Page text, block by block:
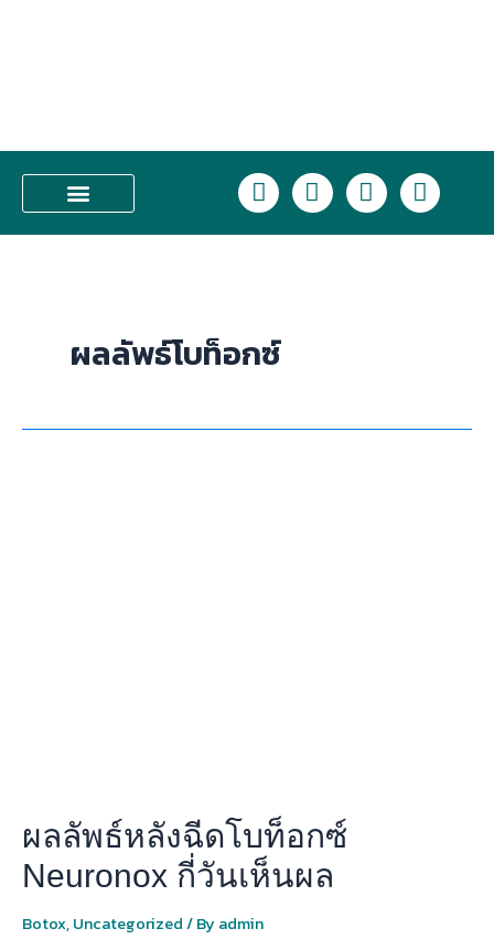
L
i
n
F
a
c
I
n
s
T
i
k
ผลลัพธ์โบท็อกซ์
ผลลัพธ์หลังฉีดโบท็อกซ์
Neuronox กี่วันเห็นผล
Botox,Uncategorized/ By admin